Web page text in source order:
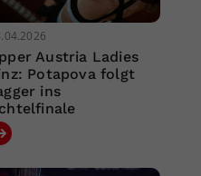
Austria Ladies
Potapova folgt
ins